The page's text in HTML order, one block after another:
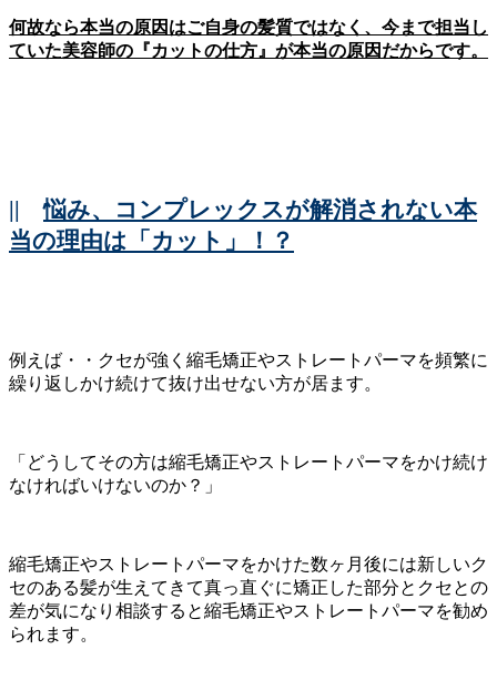
何故なら本当の原因はご自身の髪質ではなく、今まで担当し
ていた美容師の『カットの仕方』が本当の原因だからです。
||悩み、コンプレックスが解消されない本
当の理由は「カット」！？
例えば・・クセが強く縮毛矯正やストレートパーマを頻繁に
繰り返しかけ続けて抜け出せない方が居ます。
「どうしてその方は縮毛矯正やストレートパーマをかけ続け
なければいけないのか？」
縮毛矯正やストレートパーマをかけた数ヶ月後には新しいク
セのある髪が生えてきて真っ直ぐに矯正した部分とクセとの
差が気になり相談すると縮毛矯正やストレートパーマを勧め
られます。